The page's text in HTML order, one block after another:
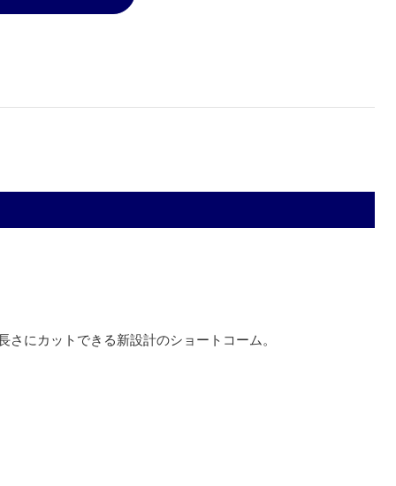
さにカットできる新設計のショートコーム。